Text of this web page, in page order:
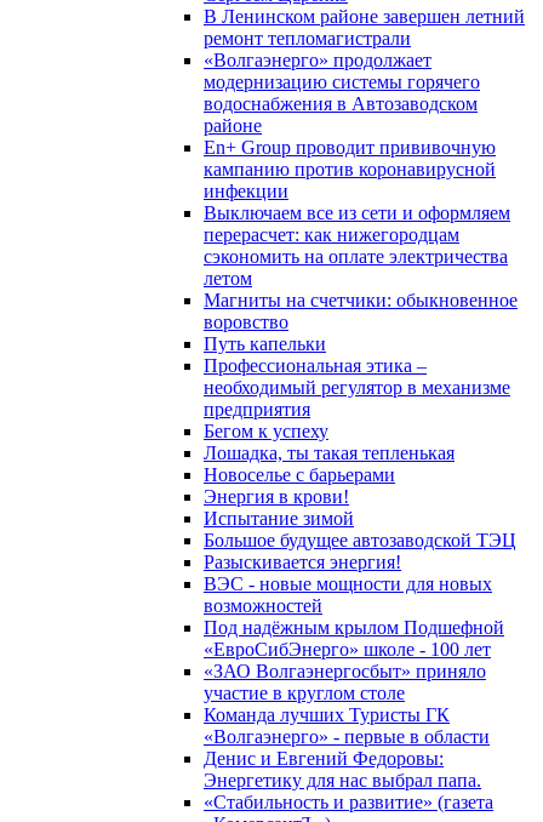
В Ленинском районе завершен летний
ремонт тепломагистрали
«Волгаэнерго» продолжает
модернизацию системы горячего
водоснабжения в Автозаводском
районе
En+ Group проводит прививочную
кампанию против коронавирусной
инфекции
Выключаем все из сети и оформляем
перерасчет: как нижегородцам
сэкономить на оплате электричества
летом
Магниты на счетчики: обыкновенное
воровство
Путь капельки
Профессиональная этика –
необходимый регулятор в механизме
предприятия
Бегом к успеху
Лошадка, ты такая тепленькая
Новоселье с барьерами
Энергия в крови!
Испытание зимой
Большое будущее автозаводской ТЭЦ
Разыскивается энергия!
ВЭС - новые мощности для новых
возможностей
Под надёжным крылом Подшефной
«ЕвроСибЭнерго» школе - 100 лет
«ЗАО Волгаэнергосбыт» приняло
участие в круглом столе
Команда лучших Туристы ГК
«Волгаэнерго» - первые в области
Денис и Евгений Федоровы:
Энергетику для нас выбрал папа.
«Стабильность и развитие» (газета